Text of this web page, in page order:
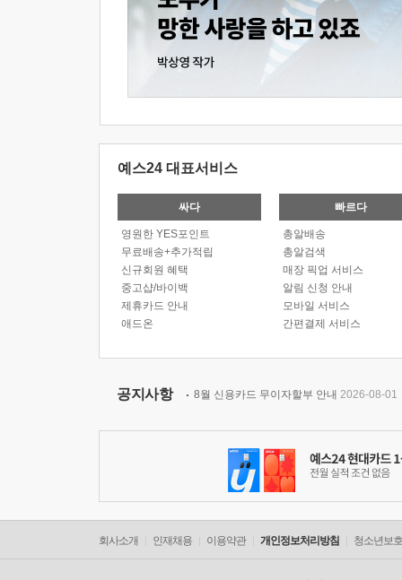
예스24 대표서비스
싸다
영원한 YES포인트
무료배송+추가적립
신규회원 혜택
중고샵/바이백
제휴카드 안내
애드온
빠르다
총알배송
총알검색
매장 픽업 서비스
알림 신청 안내
모바일 서비스
간편결제 서비스
공지사항 8월 신용카드 무이자할부 안내 2026-08-01
회사소개 인재채용 이용약관 개인정보처리방침 청소년보